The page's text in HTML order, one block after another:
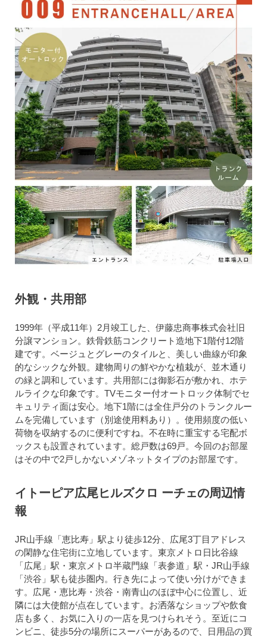
外観・共用部
1999年（平成11年）2月竣工した、伊藤忠商事株式会社旧
分譲マンション。鉄骨鉄筋コンクリート造地下1階付12階
建です。ベージュとグレーのタイルと、美しい曲線が印象
的なシックな外観。建物周りの鮮やかな植栽が、並木通り
の緑と調和しています。共用部には御影石が敷かれ、ホテ
ルライクな印象です。TVモニター付オートロック体制でセ
キュリティ面は安心。地下1階には全住戸分のトランクルー
ムを完備しています（別途使用料あり）。使用頻度の低い
荷物を収納するのに便利ですね。不在時に重宝する宅配ボ
ックスも設置されています。総戸数は69戸。今回のお部屋
はその中で2戸しかないメゾネットタイプのお部屋です。
イトーピア広尾ヒルズクロ ーチェの周辺情
報
JR山手線「恵比寿」駅より徒歩12分、広尾3丁目アドレス
の閑静な住宅街に立地しています。東京メトロ日比谷線
「広尾」駅・東京メトロ半蔵門線「表参道」駅・JR山手線
「渋谷」駅も徒歩圏内。行き先によって使い分けができま
す。広尾・恵比寿・渋谷・南青山のほぼ中心に位置し、近
隣には大使館が点在しています。お洒落なショップや飲食
店も多く、お気に入りの一店を見つけられそう。至近にコ
ンビニ、徒歩5分の場所にスーパーがあるので、日用品の買